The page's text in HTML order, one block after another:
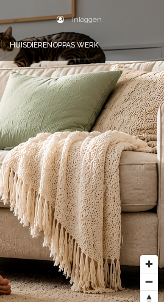
Inloggen
HUISDIERENOPPAS WERK